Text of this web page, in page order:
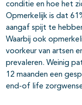
conditie en hoe het
Opmerkelijk is dat
aangaf spijt te
Waarbij ook
voorkeur van artsen
prevaleren. Weinig
12 maanden een
end-of life